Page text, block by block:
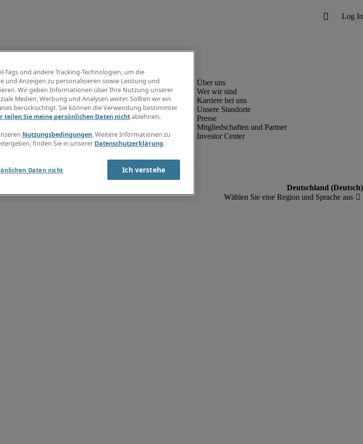
Info Center
Jobübersicht
Gehaltsübersicht
E-Learning
Wer wir sind
Karriere bei uns
Unsere Standorte
Presse
Mitgliedschaften und Partner
Investor Center
Tags und andere Tracking-Technologien, um die
und Anzeigen zu personalisieren sowie Leistung und
Wir geben Informationen über Ihre Nutzung unserer
Medien, Werbung und Analysen weiter. Sollten wir ein
berücksichtigt. Sie können die Verwendung bestimmter
teilen Sie meine persönlichen Daten nichtablehnen.
Nutzungsbedingungen. Weitere Informationen zu
finden Sie in unserer Datenschutzerklärung.
Daten nicht Ich verstehe